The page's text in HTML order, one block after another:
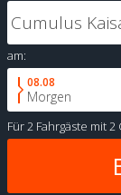
am:
08.08
Morgen
Für2 Fahrgäste mit2